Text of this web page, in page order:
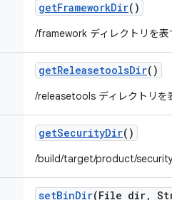
getFrameworkDir()
/framework ディレクトリを表
getReleasetoolsDir()
/releasetools ディレクトリを
getSecurityDir()
/build/target/product/security
setBinDir(File dir,